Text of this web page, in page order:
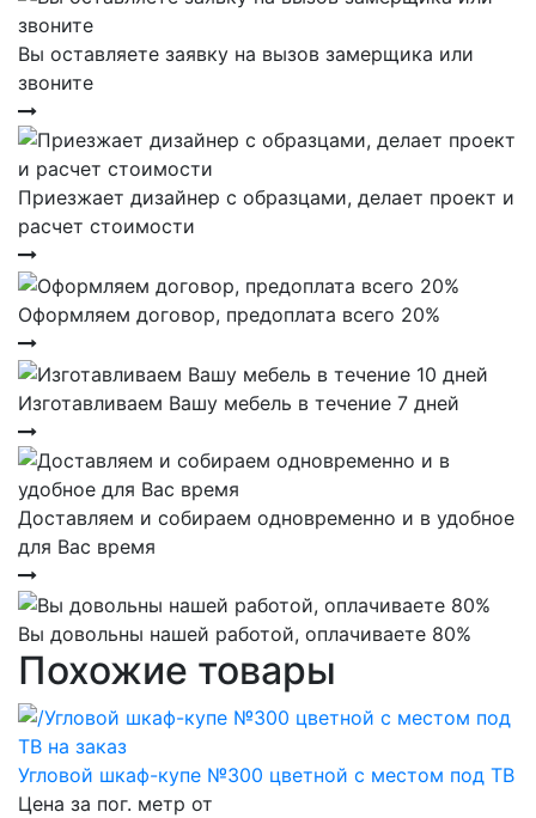
Вы оставляете заявку на вызов замерщика или
звоните
Приезжает дизайнер с образцами, делает проект и
расчет стоимости
Оформляем договор, предоплата всего 20%
Изготавливаем Вашу мебель в течение 7 дней
Доставляем и собираем одновременно и в удобное
для Вас время
Вы довольны нашей работой, оплачиваете 80%
Похожие товары
Угловой шкаф-купе №300 цветной с местом под ТВ
Цена за пог. метр от